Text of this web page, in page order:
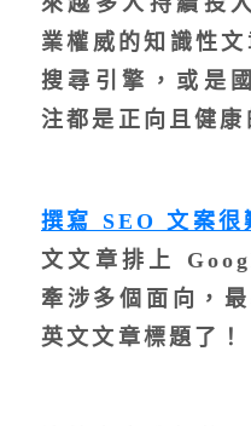
業權威的知識性
搜尋引擎，或是
注都是正向且健康
撰寫 SEO 文案很
文文章排上
牽涉多個面向，
英文文章標題 了！